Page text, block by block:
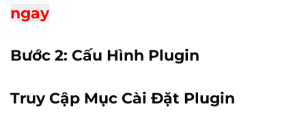
ngay
Bước 2: Cấu Hình Plugin
Truy Cập Mục Cài Đặt Plugin